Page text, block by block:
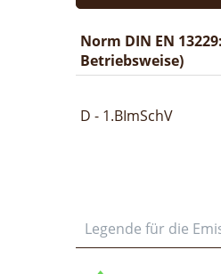
Norm DIN EN
Betriebsweise)
D - 1.BImSchV
Legende für die